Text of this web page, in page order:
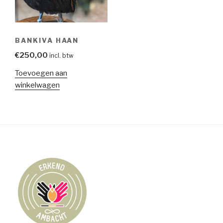
BANKIVA HAAN
€250,00 incl. btw
Toevoegen aan
winkelwagen